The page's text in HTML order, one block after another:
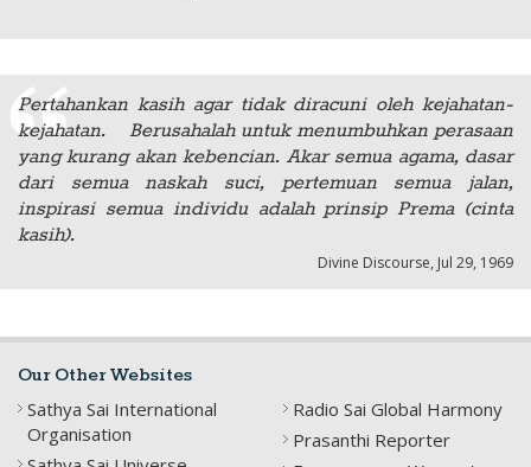
Pertahankan kasih agar tidak diracuni oleh kejahatan-
kejahatan. Berusahalah untuk menumbuhkan perasaan
yang kurang akan kebencian. Akar semua agama, dasar
dari semua naskah suci, pertemuan semua jalan,
inspirasi semua individu adalah prinsip Prema (cinta
kasih).
Divine Discourse, Jul 29, 1969
Our Other Websites
Sathya Sai International
Organisation
Radio Sai Global Harmony
Prasanthi Reporter